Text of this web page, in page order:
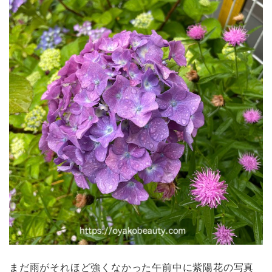
まだ雨がそれほど強くなかった午前中に紫陽花の写真